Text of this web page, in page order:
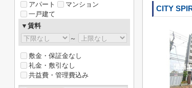
CITY
アパート
マンション
一戸建て
▼賃料
～
敷金・保証金なし
礼金・敷引なし
共益費・管理費込み